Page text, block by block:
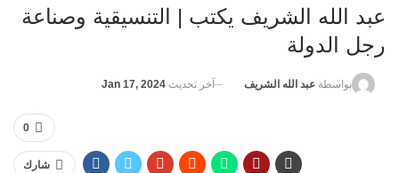
عبد الله الشريف يكتب | التنسيقية وصناعة
رجل الدولة
بواسطة عبد الله الشريف آخر تحديث Jan 17, 2024
0
شارك